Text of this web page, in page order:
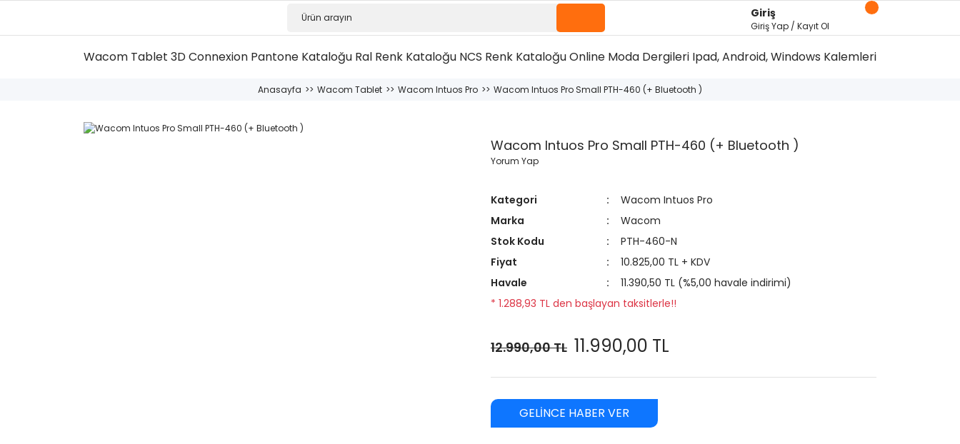
Giriş
Giriş Yap / Kayıt Ol
Wacom Tablet 3D Connexion Pantone Kataloğu Ral Renk Kataloğu NCS Renk KataloğuOnline Moda Dergileri Ipad, Android, Windows Kalemleri
Anasayfa Wacom Tablet Wacom Intuos Pro Wacom Intuos Pro Small PTH-460 (+ Bluetooth )
Wacom Intuos Pro Small PTH-460 (+ Bluetooth )
Yorum Yap
Kategori
Wacom Intuos Pro
Marka
Wacom
Stok Kodu
PTH-460-N
Fiyat
10.825,00 TL + KDV
Havale
11.390,50 TL (%5,00 havale indirimi)
* 1.288,93 TL den başlayan taksitlerle!!
12.990,00 TL 11.990,00 TL
GELİNCE HABER VER